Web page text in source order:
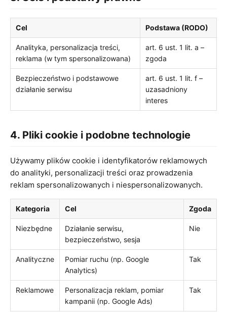
Cel Podstawa (RODO)
Analityka, personalizacja treści,
reklama (w tym spersonalizowana)
art. 6 ust. 1 lit. a –
zgoda
Bezpieczeństwo i podstawowe
działanie serwisu
art. 6 ust. 1 lit. f –
uzasadniony
interes
4. Pliki cookie i podobne technologie
Używamy plików cookie i identyfikatorów reklamowych
do analityki, personalizacji treści oraz prowadzenia
reklam spersonalizowanych i niespersonalizowanych.
Kategoria Cel Zgoda
Niezbędne
Działanie serwisu,
bezpieczeństwo, sesja
Nie
Analityczne
Pomiar ruchu (np. Google
Analytics)
Tak
Reklamowe
Personalizacja reklam, pomiar
kampanii (np. Google Ads)
Tak